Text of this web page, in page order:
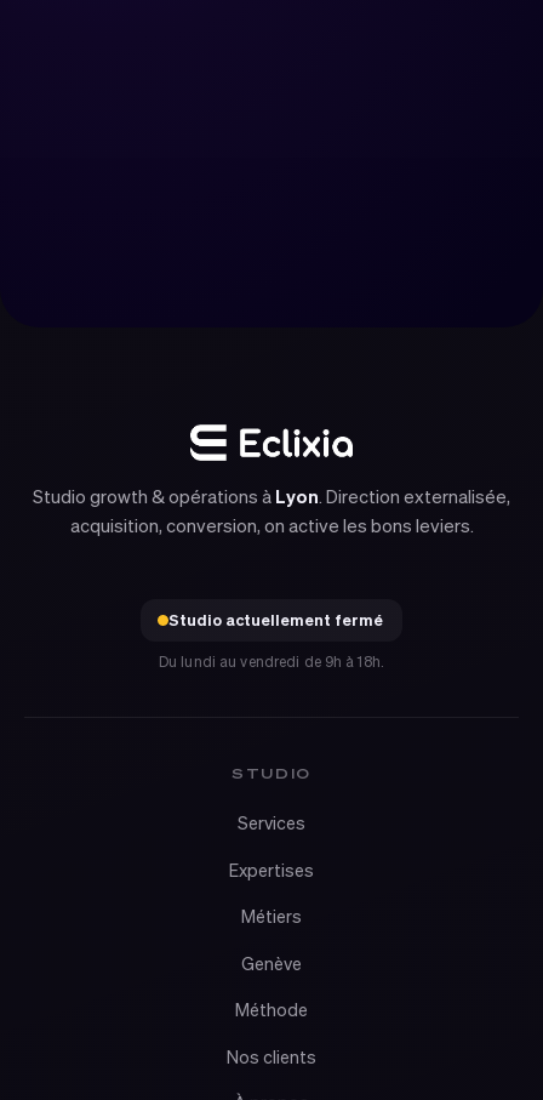
Studio growth & opérations à Lyon. Direction externalisée,
acquisition, conversion, on active les bons leviers.
Studio actuellement fermé
Du lundi au vendredi de 9h à 18h.
STUDIO
Services
Expertises
Métiers
Genève
Méthode
Nos clients